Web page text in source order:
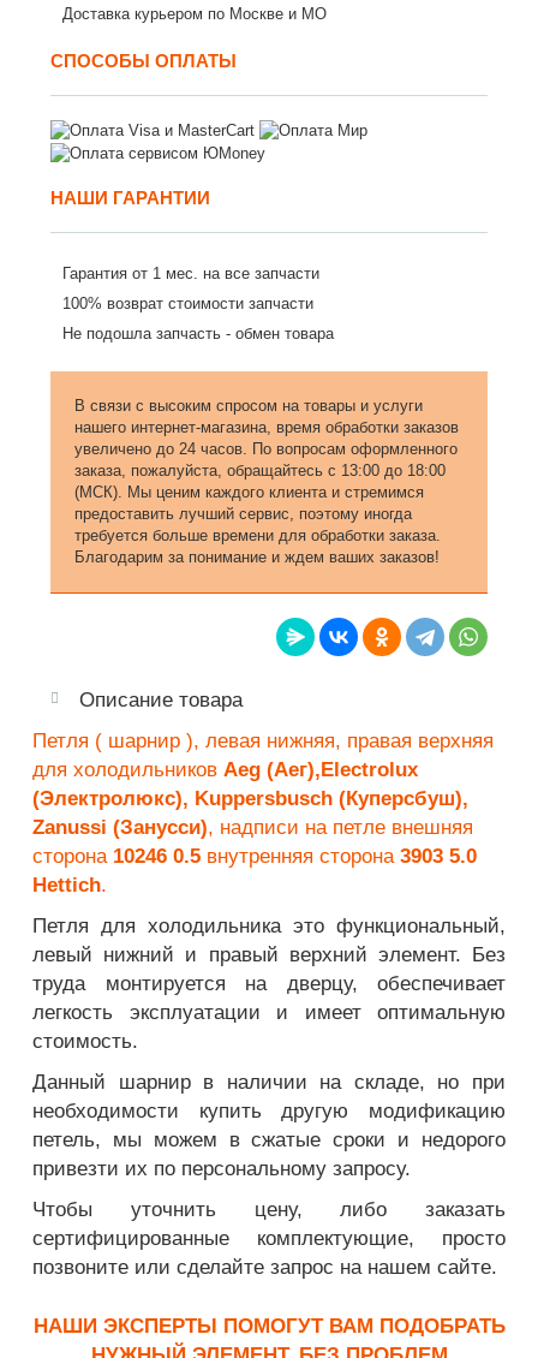
Доставка курьером по Москве и МО
СПОСОБЫ ОПЛАТЫ
НАШИ ГАРАНТИИ
Гарантия от 1 мес. на все запчасти
100% возврат стоимости запчасти
Не подошла запчасть - обмен товара
В связи с высоким спросом на товары и услуги
нашего интернет-магазина, время обработки заказов
увеличено до 24 часов. По вопросам оформленного
заказа, пожалуйста, обращайтесь с 13:00 до 18:00
(МСК). Мы ценим каждого клиента и стремимся
предоставить лучший сервис, поэтому иногда
требуется больше времени для обработки заказа.
Благодарим за понимание и ждем ваших заказов!
Описание товара
Петля ( шарнир ), левая нижняя, правая верхняя
для холодильников Aeg (Аег),Electrolux
(Электролюкс), Kuppersbusch (Куперсбуш),
Zanussi (Занусси), надписи на петле внешняя
сторона 10246 0.5 внутренняя сторона 3903 5.0
Hettich.
Петля для холодильника это функциональный,
левый нижний и правый верхний элемент. Без
труда монтируется на дверцу, обеспечивает
легкость эксплуатации и имеет оптимальную
стоимость.
Данный шарнир в наличии на складе, но при
необходимости купить другую модификацию
петель, мы можем в сжатые сроки и недорого
привезти их по персональному запросу.
Чтобы уточнить цену, либо заказать
сертифицированные комплектующие, просто
позвоните или сделайте запрос на нашем сайте.
НАШИ ЭКСПЕРТЫ ПОМОГУТ ВАМ ПОДОБРАТЬ